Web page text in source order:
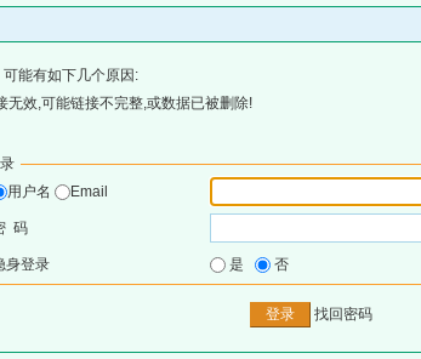
能有如下几个原因:
无效,可能链接不完整,或数据已被删除!
用户名
Email
码
身登录 是 否
找回密码